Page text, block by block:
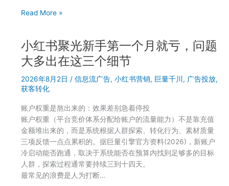
越
越
亏
小
聚
光
投
了
很
没
效
果？
先
检
查
这
Read More »
小红书聚光新手第一个月就亏，问题
大多出在这三个细节
2026年8月2日 / 信息流广告, 小红书营销, 巨量千川 , 广告投放,
获客转化
账户权重是熬出来的：效果差别急着停投
账户权重（平台竞价体系分配给账户的流量能力）不是靠充值
金额堆出来的，而是系统根据人群探索、转化行为、素材质量
三项反馈一点点累积的。据巨量引擎官方资料(2026)，新账户
冷启动能否跑通，取决于系统能否在预算内找到足够多的目标
人群，探索过程通常要持续三到十四天。
最常见的浪费是人为打断…